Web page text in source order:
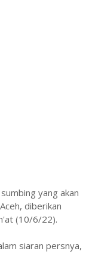
yang akan
diberikan
(10/6/22).
siaran persnya,